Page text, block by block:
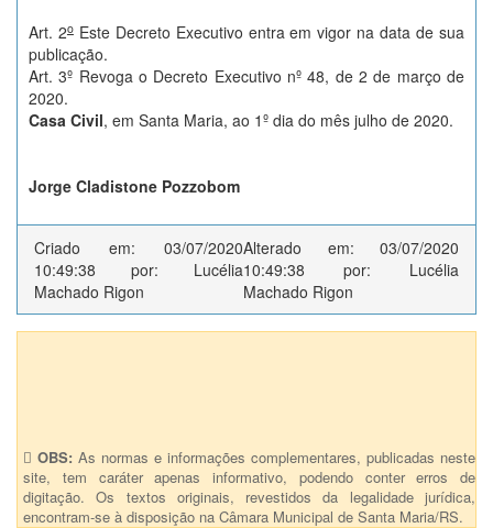
Art. 2oEste Decreto Executivo entra em vigor na data de sua
publicação.
Art. 3º Revoga o Decreto Executivo nº 48, de 2 de março de
2020.
Casa Civil, em Santa Maria, ao 1º dia do mês julho de 2020.
Jorge Cladistone Pozzobom
Criado em: 03/07/2020
10:49:38 por: Lucélia
Machado Rigon
Alterado em: 03/07/2020
10:49:38 por: Lucélia
Machado Rigon
OBS: As normas e informações complementares, publicadas neste
site, tem caráter apenas informativo, podendo conter erros de
digitação. Os textos originais, revestidos da legalidade jurídica,
encontram-se à disposição na Câmara Municipal de Santa Maria/RS.